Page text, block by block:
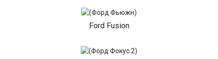
Ford Fusion